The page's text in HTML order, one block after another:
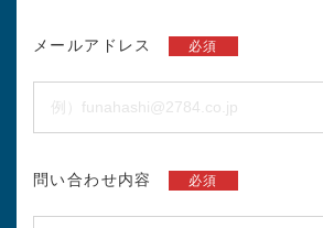
メールアドレス 必須
問い合わせ内容 必須